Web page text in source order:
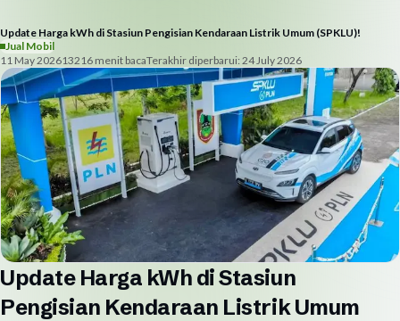
Update Harga kWh di Stasiun Pengisian Kendaraan Listrik Umum (SPKLU)!
Jual Mobil
11 May 202613216 menit bacaTerakhir diperbarui: 24 July 2026
Update Harga kWh di Stasiun
Pengisian Kendaraan Listrik Umum